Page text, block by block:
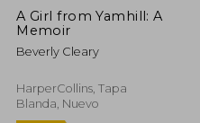
A Girl from Yamhill: A
Memoir
Beverly Cleary
HarperCollins, Tapa
Blanda, Nuevo